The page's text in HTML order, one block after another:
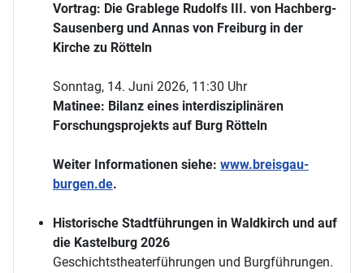
Vortrag: Die Grablege Rudolfs III. von Hachberg-
Sausenberg und Annas von Freiburg in der
Kirche zu Rötteln
Sonntag, 14. Juni 2026, 11:30 Uhr
Matinee: Bilanz eines interdisziplinären
Forschungsprojekts auf Burg Rötteln
Weiter Informationen siehe: www.breisgau-
burgen.de.
Historische Stadtführungen in Waldkirch und auf
die Kastelburg 2026
Geschichtstheaterführungen und Burgführungen.